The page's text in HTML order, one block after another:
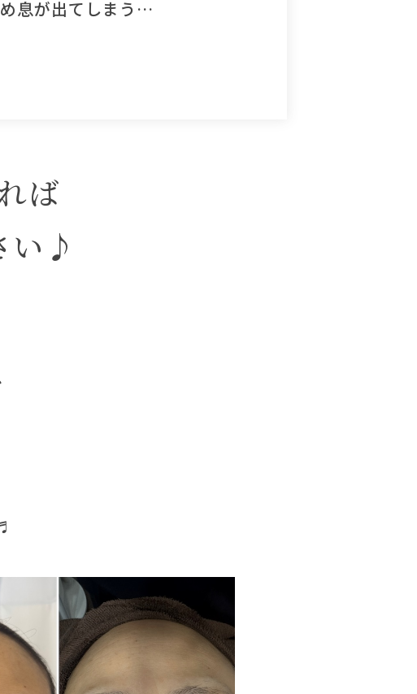
息が出てしまう…
ば
い♪